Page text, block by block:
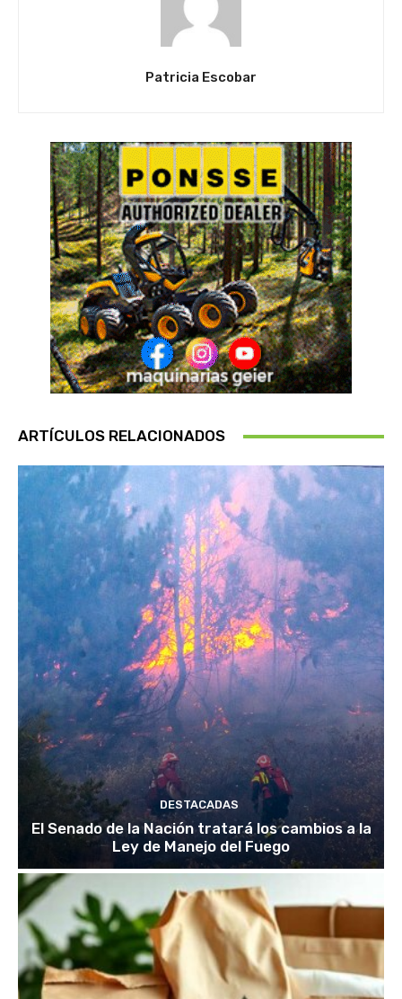
Patricia Escobar
ARTÍCULOS RELACIONADOS
DESTACADAS
El Senado de la Nación tratará los cambios a la
Ley de Manejo del Fuego